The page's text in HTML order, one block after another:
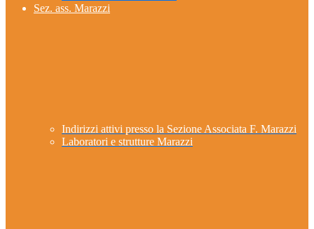
Sez. ass. Marazzi
Indirizzi attivi presso la Sezione Associata F. Marazzi
Laboratori e strutture Marazzi